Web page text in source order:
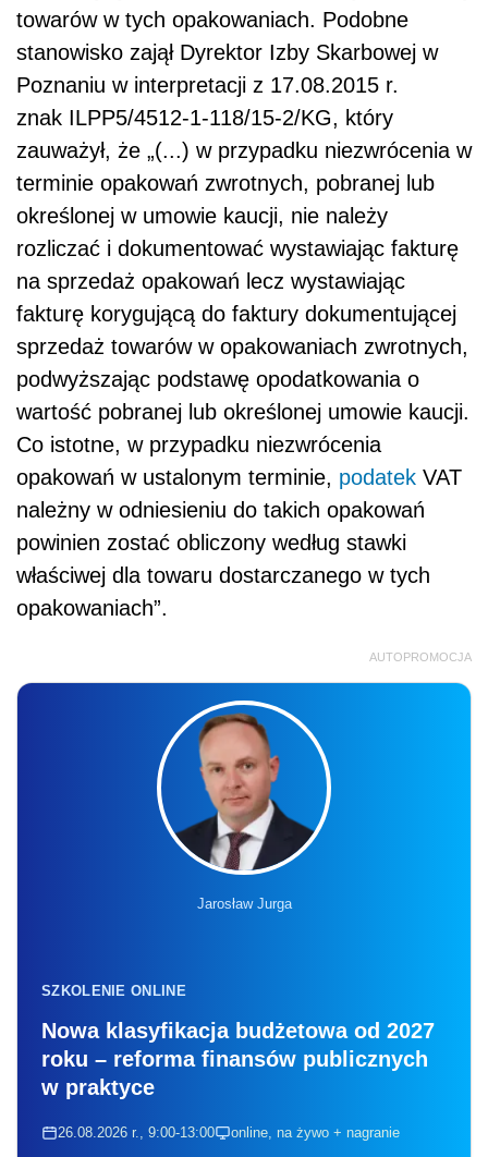
towarów w tych opakowaniach. Podobne
stanowisko zajął Dyrektor Izby Skarbowej w
Poznaniu w interpretacji z 17.08.2015 r.
znak ILPP5/4512-1-118/15-2/KG, który
zauważył, że „(...) w przypadku niezwrócenia w
terminie opakowań zwrotnych, pobranej lub
określonej w umowie kaucji, nie należy
rozliczać i dokumentować wystawiając fakturę
na sprzedaż opakowań lecz wystawiając
fakturę korygującą do faktury dokumentującej
sprzedaż towarów w opakowaniach zwrotnych,
podwyższając podstawę opodatkowania o
wartość pobranej lub określonej umowie kaucji.
Co istotne, w przypadku niezwrócenia
opakowań w ustalonym terminie, podatek VAT
należny w odniesieniu do takich opakowań
powinien zostać obliczony według stawki
właściwej dla towaru dostarczanego w tych
opakowaniach”.
AUTOPROMOCJA
Jarosław Jurga
SZKOLENIE ONLINE
Nowa klasyfikacja budżetowa od 2027
roku – reforma finansów publicznych
w praktyce
26.08.2026 r., 9:00-13:00 online, na żywo + nagranie